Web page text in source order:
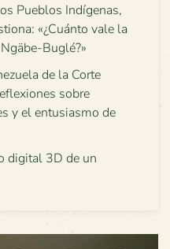
Pueblos Indígenas,
«¿Cuánto vale la
Buglé?»
de la Corte
sobre
y el entusiasmo de
digital 3D de un